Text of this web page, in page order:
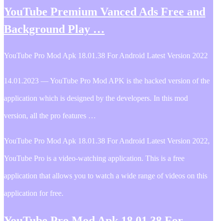
YouTube Premium Vanced Ads Free and
Background Play …
YouTube Pro Mod Apk 18.01.38 For Android Latest Version 2022
14.01.2023 — YouTube Pro Mod APK is the hacked version of the
application which is designed by the developers. In this mod
version, all the pro features …
YouTube Pro Mod Apk 18.01.38 For Android Latest Version 2022,
YouTube Pro is a video-watching application. This is a free
application that allows you to watch a wide range of videos on this
application for free.